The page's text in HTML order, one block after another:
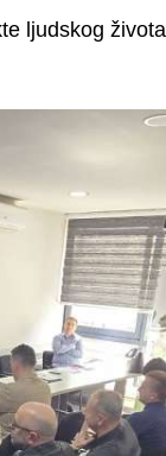
ljudskog